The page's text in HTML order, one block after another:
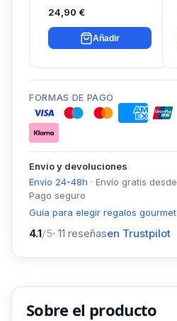
24,90 €
Añadir
FORMAS DE PAGO
Envío y devoluciones
Envío 24-48h · Envío gratis desde
Pago seguro
Guía para elegir regalos gourmet
4.1/5· 11 reseñasen Trustpilot
Sobre el producto